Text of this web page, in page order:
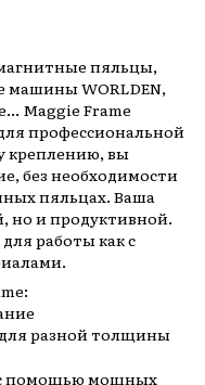
пяльцы,
WORLDEN,
Maggie Frame
профессиональной
креплению, вы
без необходимости
пяльцах. Ваша
но и продуктивной.
работы как с
разной толщины
помощью мощных